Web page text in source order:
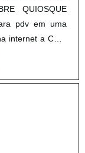
QUIOSQUE
pdv em uma
internet a CMC
portátil e balcão
o que há de
na qualidade
detalhes,
e seriedade